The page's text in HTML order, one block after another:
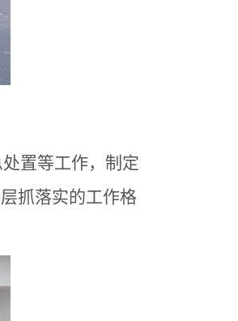
置等工作，制定
抓落实的工作格